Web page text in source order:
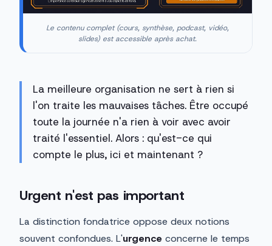
Le contenu complet (cours, synthèse, podcast, vidéo,
slides) est accessible après achat.
La meilleure organisation ne sert à rien si
l'on traite les mauvaises tâches. Être occupé
toute la journée n'a rien à voir avec avoir
traité l'essentiel. Alors : qu'est-ce qui
compte le plus, ici et maintenant ?
Urgent n'est pas important
La distinction fondatrice oppose deux notions
souvent confondues. L'urgence concerne le temps